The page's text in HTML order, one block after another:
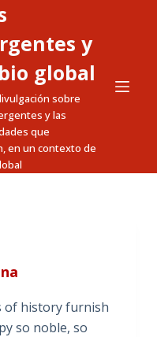
y
global
sobre
y las
que
en un contexto de
of history furnish
so noble, so